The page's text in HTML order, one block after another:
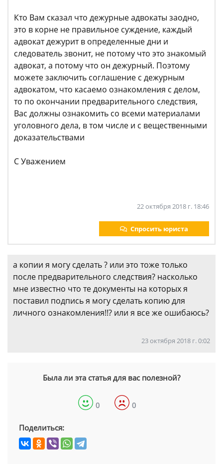
Кто Вам сказал что дежурные адвокаты заодно,
это в корне не правильное суждение, каждый
адвокат дежурит в определенные дни и
следователь звонит, не потому что это знакомый
адвокат, а потому что он дежурный. Поэтому
можете заключить соглашение с дежурным
адвокатом, что касаемо ознакомления с делом,
то по окончании предварительного следствия,
Вас должны ознакомить со всеми материалами
уголовного дела, в том числе и с вещественными
доказательствами
С Уважением
22 октября 2018 г. 18:46
Спросить юриста
а копии я могу сделать ? или это тоже только
после предварительного следствия? насколько
мне известно что те документы на которых я
поставил подпись я могу сделать копию для
личного ознакомления!!? или я все же ошибаюсь?
23 октября 2018 г. 0:02
Была ли эта статья для вас полезной?
0 0
Поделиться: